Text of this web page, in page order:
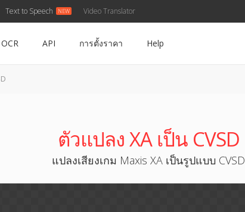
Text to Speech Video Translator
OCR API การตั้งราคา Help
ตัวแปลง XA เป็น CVSD
แปลงเสียงเกม Maxis XA เป็นรูปแบบ CVSD